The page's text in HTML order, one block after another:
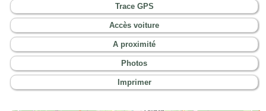
Trace GPS
Accès voiture
A proximité
Photos
Imprimer